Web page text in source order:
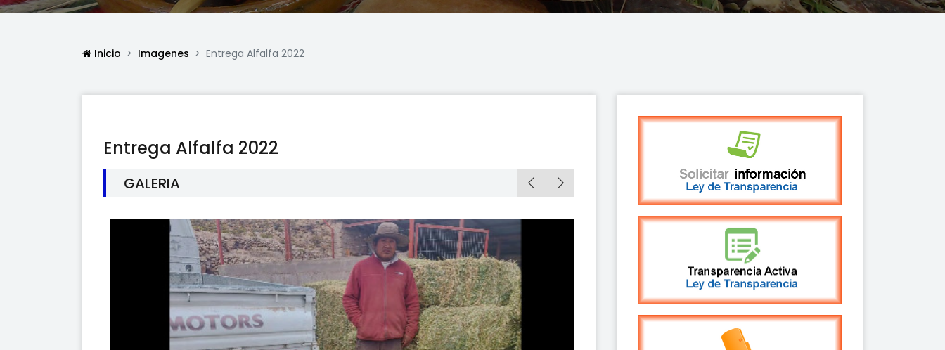
Inicio Imagenes Entrega Alfalfa 2022
Entrega Alfalfa 2022
GALERIA